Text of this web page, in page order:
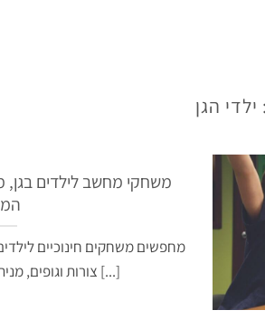
ילדי הגן
משחקי מחשב לילדים בגן,
מחפשים משחקים חינוכיים
צורות וגופים, מניה וכמויות לילדים בגיל [...]